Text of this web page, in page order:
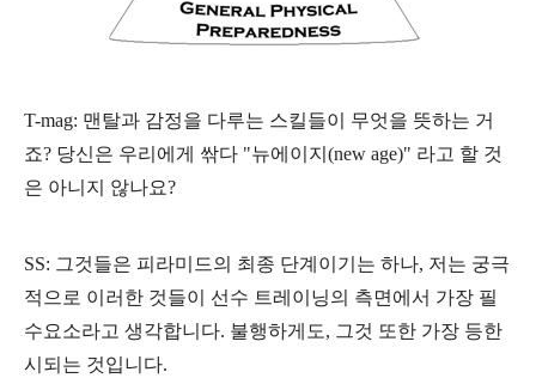
T-mag: 맨탈과 감정을 다루는 스킬들이 무엇을 뜻하는 거
죠? 당신은 우리에게 싺다 "뉴에이지(new age)" 라고 할 것
은 아니지 않나요?
SS: 그것들은 피라미드의 최종 단계이기는 하나, 저는 궁극
적으로 이러한 것들이 선수 트레이닝의 측면에서 가장 필
수요소라고 생각합니다. 불행하게도, 그것 또한 가장 등한
시되는 것입니다.